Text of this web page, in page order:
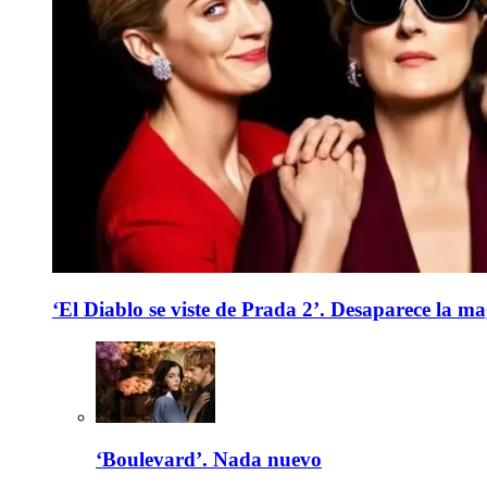
‘El Diablo se viste de Prada 2’. Desaparece la
‘Boulevard’. Nada nuevo